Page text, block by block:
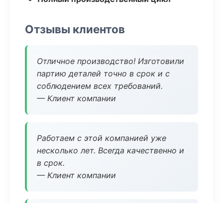
Отзывы клиентов
Отличное производство! Изготовили
партию деталей точно в срок и с
соблюдением всех требований.
— Клиент компании
Работаем с этой компанией уже
несколько лет. Всегда качественно и
в срок.
— Клиент компании